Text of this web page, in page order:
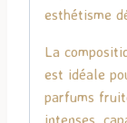
esthétisme
La
est idéale
parfums
intenses,